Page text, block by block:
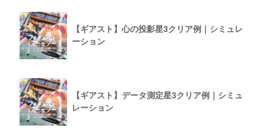
【ギアスト】心の投影星3クリア例｜シミュレ
ーション
【ギアスト】データ測定星3クリア例｜シミュ
レーション